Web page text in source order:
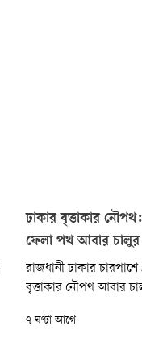
ঢাকার বৃত্তাকার
ফেলা পথ আবার
রাজধানী ঢাকার
বৃত্তাকার নৌপথ আবার
হয়েছিল তৎকালীন
৭ ঘণ্টা আগে